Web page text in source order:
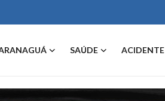
SAÚDE ACIDENTE